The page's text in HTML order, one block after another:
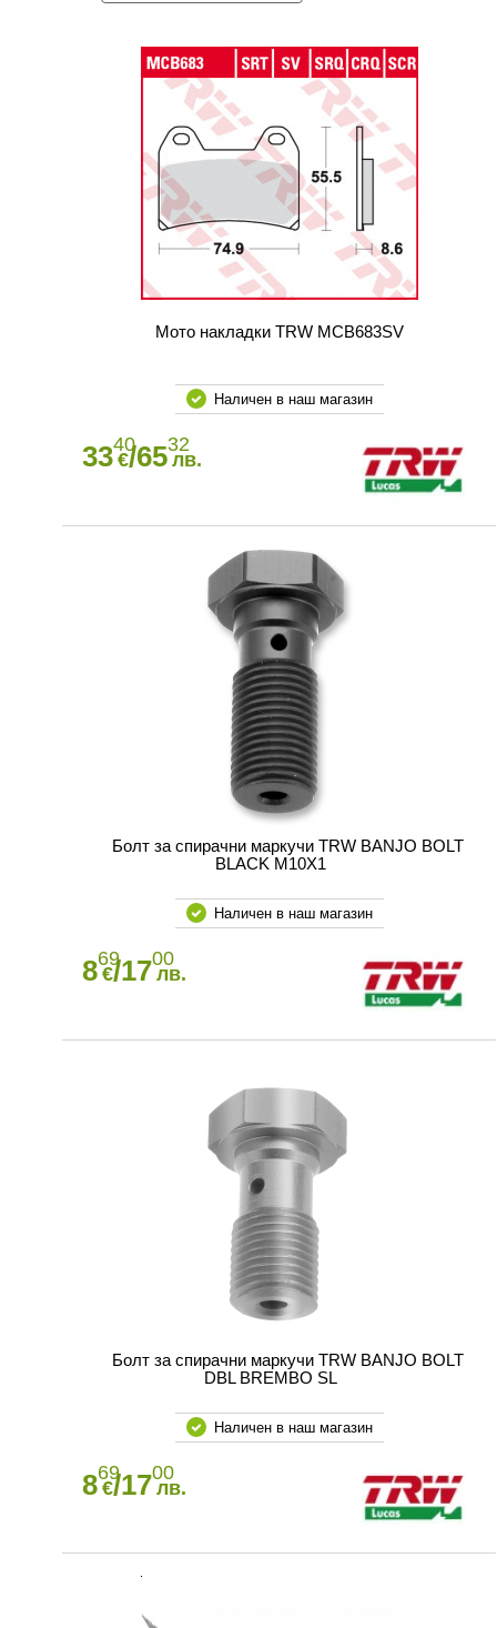
Мото накладки TRW MCB683SV
Наличен в наш магазин
3340
€/6532
лв.
Болт за спирачни маркучи TRW BANJO BOLT
BLACK M10X1
Наличен в наш магазин
869
€/1700
лв.
Болт за спирачни маркучи TRW BANJO BOLT
DBL BREMBO SL
Наличен в наш магазин
869
€/1700
лв.